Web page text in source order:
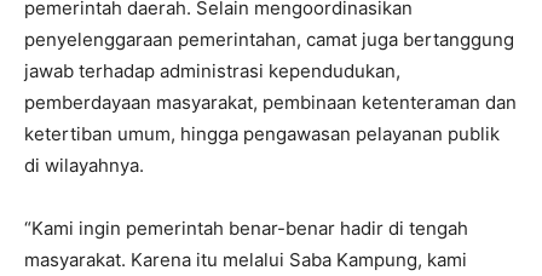
pemerintah daerah. Selain mengoordinasikan
penyelenggaraan pemerintahan, camat juga bertanggung
jawab terhadap administrasi kependudukan,
pemberdayaan masyarakat, pembinaan ketenteraman dan
ketertiban umum, hingga pengawasan pelayanan publik
di wilayahnya.
“Kami ingin pemerintah benar-benar hadir di tengah
masyarakat. Karena itu melalui Saba Kampung, kami